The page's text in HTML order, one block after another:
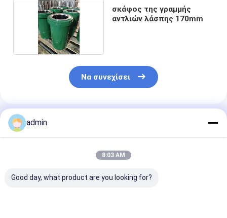
σκάφος της γραμμής
αντλιών λάσπης 170mm
Να συνεχίσει
Συνιστώμενα Προϊόντα
admin
8:03 AM
Good day, what product are you looking for?